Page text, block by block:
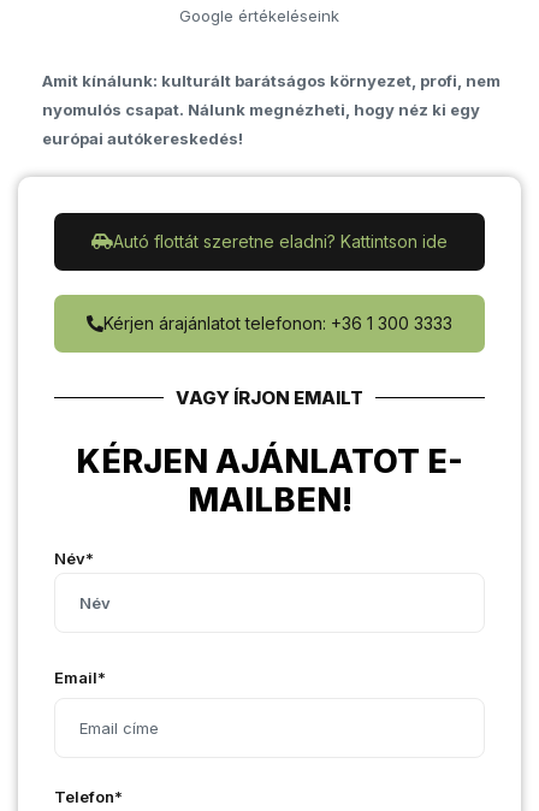
Google értékeléseink
Amit kínálunk: kulturált barátságos környezet, profi, nem
nyomulós csapat. Nálunk megnézheti, hogy néz ki egy
európai autókereskedés!
Autó flottát szeretne eladni? Kattintson ide
Kérjen árajánlatot telefonon: +36 1 300 3333
VAGY ÍRJON EMAILT
KÉRJEN AJÁNLATOT E-
MAILBEN!
Név*
Email*
Telefon*